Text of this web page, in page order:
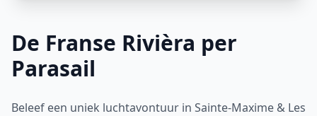
De Franse Rivièra per
Parasail
Beleef een uniek luchtavontuur in Sainte-Maxime & Les